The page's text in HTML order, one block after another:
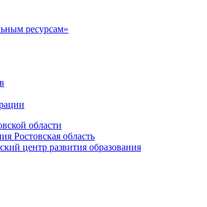
ресурсам»
области
Ростовская область
центр развития образования